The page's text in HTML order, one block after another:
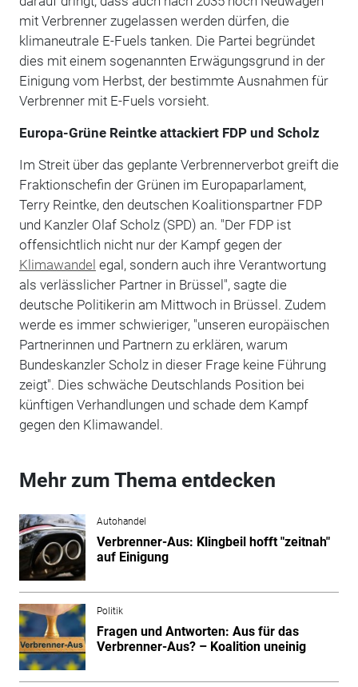
mit Verbrenner zugelassen werden dürfen, die
klimaneutrale E-Fuels tanken. Die Partei begründet
dies mit einem sogenannten Erwägungsgrund in der
Einigung vom Herbst, der bestimmte Ausnahmen für
Verbrenner mit E-Fuels vorsieht.
Europa-Grüne Reintke attackiert FDP und Scholz
Im Streit über das geplante Verbrennerverbot greift die
Fraktionschefin der Grünen im Europaparlament,
Terry Reintke, den deutschen Koalitionspartner FDP
und Kanzler Olaf Scholz (SPD) an. "Der FDP ist
offensichtlich nicht nur der Kampf gegen der
Klimawandel egal, sondern auch ihre Verantwortung
als verlässlicher Partner in Brüssel", sagte die
deutsche Politikerin am Mittwoch in Brüssel. Zudem
werde es immer schwieriger, "unseren europäischen
Partnerinnen und Partnern zu erklären, warum
Bundeskanzler Scholz in dieser Frage keine Führung
zeigt". Dies schwäche Deutschlands Position bei
künftigen Verhandlungen und schade dem Kampf
gegen den Klimawandel.
Mehr zum Thema entdecken
Autohandel
Verbrenner-Aus: Klingbeil hofft "zeitnah"
auf Einigung
Politik
Fragen und Antworten: Aus für das
Verbrenner-Aus? – Koalition uneinig